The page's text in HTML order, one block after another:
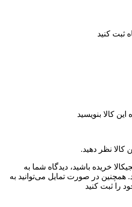
ثبت کنید
این کالا بنویسید
کالا نظر دهید.
خریده باشید، دیدگاه شما به
همچنین در صورت تمایل می‌توانید به
را ثبت کنید